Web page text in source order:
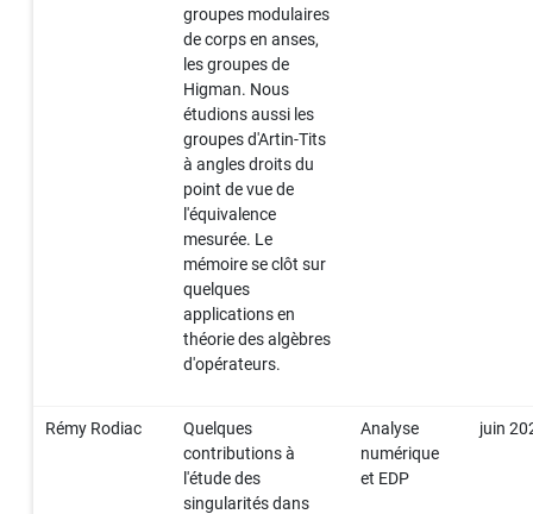
groupes modulaires
de corps en anses,
les groupes de
Higman. Nous
étudions aussi les
groupes d'Artin-Tits
à angles droits du
point de vue de
l'équivalence
mesurée. Le
mémoire se clôt sur
quelques
applications en
théorie des algèbres
d'opérateurs.
Rémy Rodiac
Quelques
contributions à
l'étude des
singularités dans
Analyse
numérique
et EDP
juin